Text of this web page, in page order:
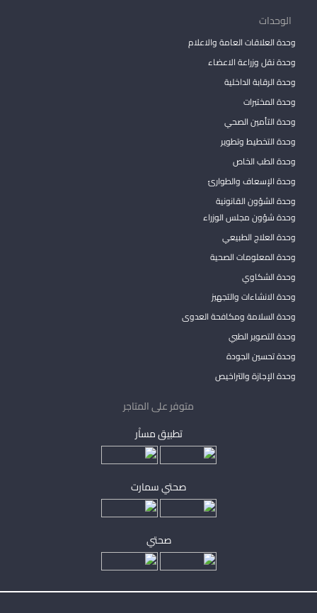
الوحدات
وحدة العلاقات العامة والاعلام
وحدة نقل وزراعة الاعضاء
وحدة الرقابة الداخلية
وحدة المختبرات
وحدة التأمين الصحي
وحدة التخطيط وتطوير
وحدة الطب الخاص
وحدة الإسعاف والطوارئ
وحدة الشؤون القانونية
وحدة شؤون مجلس الوزراء
وحدة العلاج الطبيعي
وحدة المعلومات الصحية
وحدة الشكاوي
وحدة الانشاءات والتجهيز
وحدة السلامة ومكافحة العدوى
وحدة التصوير الطبي
وحدة تحسين الجودة
وحدة الإجازة والتراخيص
متوفر على المتاجر
تطبيق مساْر
صحتي سمارت
صحتي